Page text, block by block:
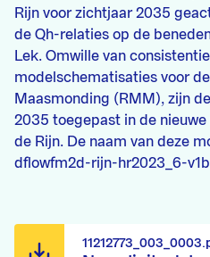
Rijn voor zichtjaar 2035
de Qh-relaties op de
Lek. Omwille van
modelschematisaties voor
Maasmonding (RMM), zijn
2035 toegepast in de
de Rijn. De naam van deze
dflowfm2d-rijn-hr2023_6-